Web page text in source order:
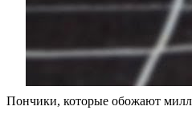
Пончики, которые обожают